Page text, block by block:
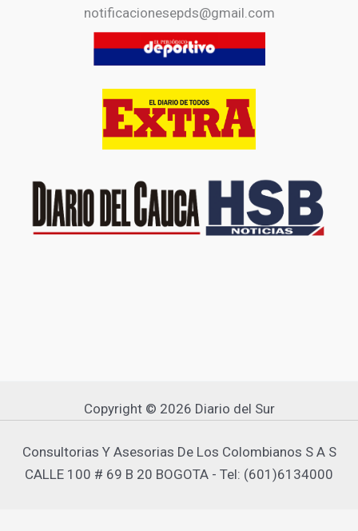
notificacionesepds@gmail.com
Copyright © 2026 Diario del Sur
Consultorias Y Asesorias De Los Colombianos S A S
CALLE 100 # 69 B 20 BOGOTA - Tel: (601)6134000